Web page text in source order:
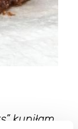
kupiłam